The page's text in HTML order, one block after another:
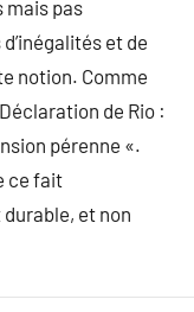
mais pas
et de
notion. Comme
de Rio :
pérenne «.
ce fait
et non